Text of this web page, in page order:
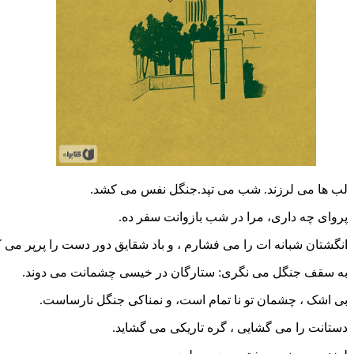
لب ها می لرزند. شب می تپد.جنگل نفس می کشد.
پروای چه داری، مرا در شب بازوانت سفر ده.
انگشتان شبانه ات را می فشارم ، و باد شقایق دور دست را پرپر می
به سقف جنگل می نگری: ستارگان در خیسی چشمانت می دوند.
بی اشک ، چشمان تو نا تمام است، و نمناکی جنگل نارساست.
دستانت را می گشایی ، گره تاریکی می گشاید.